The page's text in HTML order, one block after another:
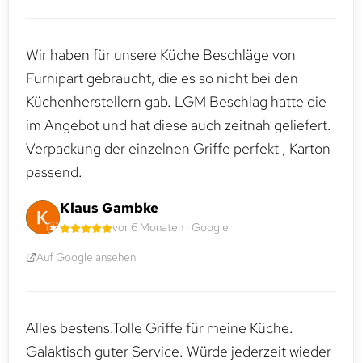
Wir haben für unsere Küche Beschläge von
Furnipart gebraucht, die es so nicht bei den
Küchenherstellern gab. LGM Beschlag hatte die
im Angebot und hat diese auch zeitnah geliefert.
Verpackung der einzelnen Griffe perfekt , Karton
passend.
Klaus Gambke
vor 6 Monaten · Google
Auf Google ansehen
Alles bestens.Tolle Griffe für meine Küche.
Galaktisch guter Service. Würde jederzeit wieder